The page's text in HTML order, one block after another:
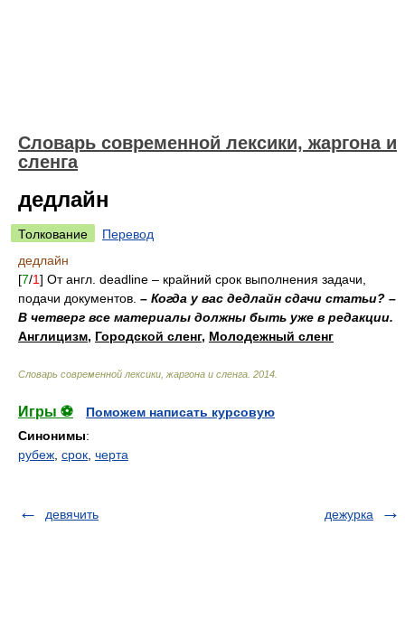
Cловарь современной лексики, жаргона и
сленга
дедлайн
Толкование
Перевод
дедлайн
[7/1] От англ. deadline – крайний срок выполнения задачи,
подачи документов. – Когда у вас дедлайн сдачи статьи? –
В четверг все материалы должны быть уже в редакции.
Англицизм, Городской сленг, Молодежный сленг
Cловарь современной лексики, жаргона и сленга 2014
Игры ⚽
Поможем написать курсовую
Синонимы:
рубеж срок черта
девячить дежурка